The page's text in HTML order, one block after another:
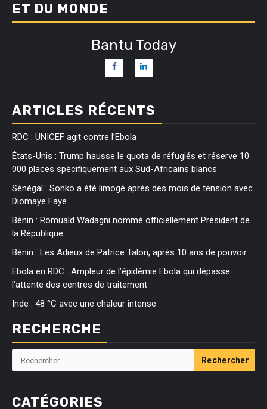
ET DU MONDE
Bantu Today
ARTICLES RÉCENTS
RDC : UNICEF agit contre l’Ebola
États-Unis : Trump hausse le quota de réfugiés et réserve 10
000 places spécifiquement aux Sud-Africains blancs
Sénégal : Sonko a été limogé après des mois de tension avec
Diomaye Faye
Bénin : Romuald Wadagni nommé officiellement Président de
la République
Bénin : Les Adieux de Patrice Talon, après 10 ans de pouvoir
Ebola en RDC : Ampleur de l’épidémie Ebola qui dépasse
l’attente des centres de traitement
Inde : 48 °C avec une chaleur intense
RECHERCHE
Rechercher :
CATÉGORIES